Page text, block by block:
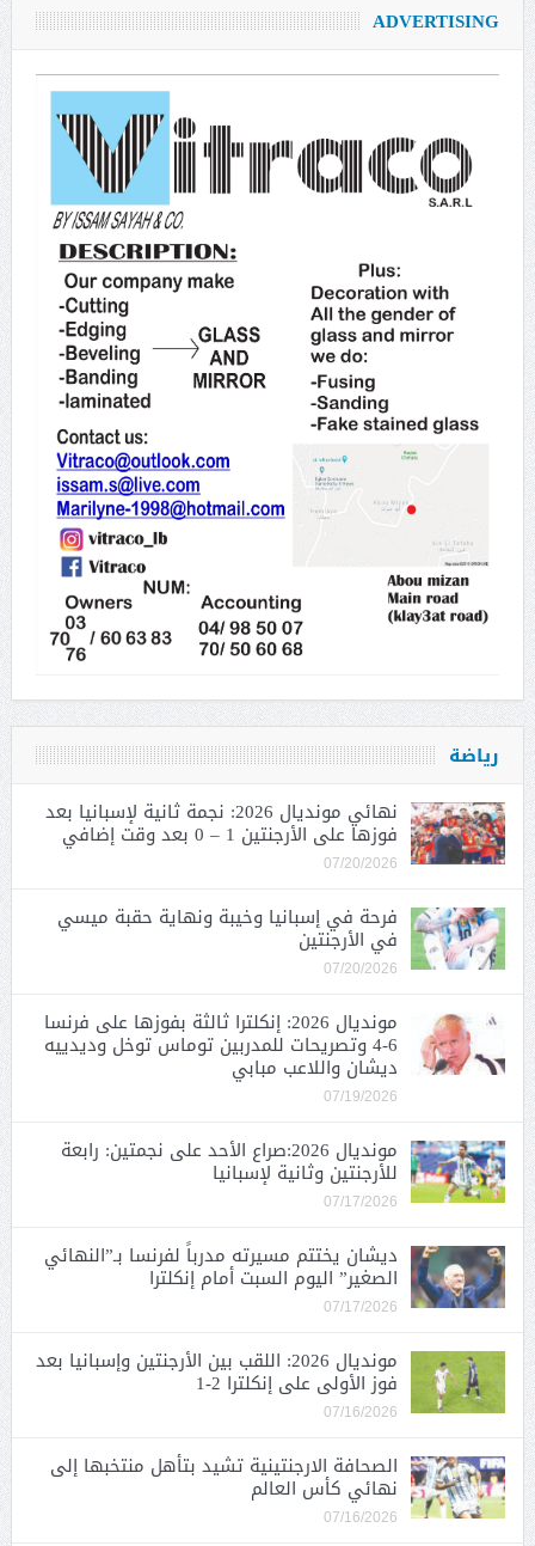
ADVERTISING
رياضة
نهائي مونديال 2026: نجمة ثانية لإسبانيا بعد
فوزها على الأرجنتين 1 – 0 بعد وقت إضافي
07/20/2026
فرحة في إسبانيا وخيبة ونهاية حقبة ميسي
في الأرجنتين
07/20/2026
مونديال 2026: إنكلترا ثالثة بفوزها على فرنسا
6-4 وتصريحات للمدربين توماس توخل وديدييه
ديشان واللاعب مبابي
07/19/2026
مونديال 2026:صراع الأحد على نجمتين: رابعة
للأرجنتين وثانية لإسبانيا
07/17/2026
ديشان يختتم مسيرته مدرباً لفرنسا بـ”النهائي
الصغير” اليوم السبت أمام إنكلترا
07/17/2026
مونديال 2026: اللقب بين الأرجنتين وإسبانيا بعد
فوز الأولى على إنكلترا 2-1
07/16/2026
الصحافة الارجنتينية تشيد بتأهل منتخبها إلى
نهائي كأس العالم
07/16/2026